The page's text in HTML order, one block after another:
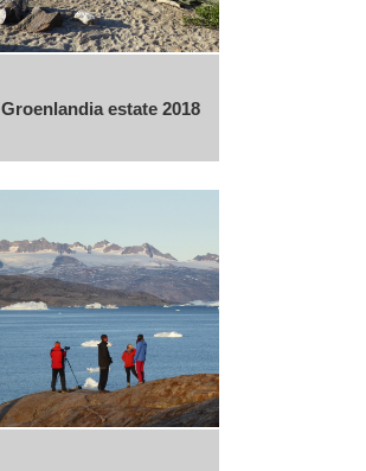
Groenlandia estate 2018